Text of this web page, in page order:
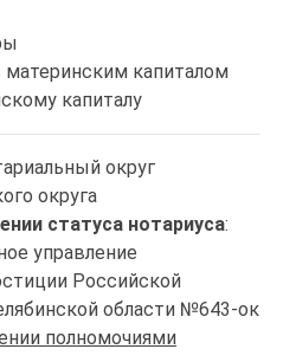
капиталом
капиталу
округ
округа
статуса нотариуса:
управление
Российской
области №643-ок
полномочиями